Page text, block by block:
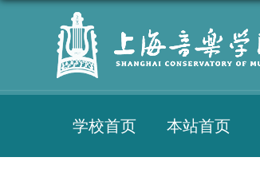
学校首页 本站首页